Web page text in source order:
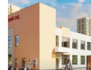
школа №75 и с
станция. Также
благоустройства
учащихся, 3 детских
поликлиника для
расположен в 6-ти